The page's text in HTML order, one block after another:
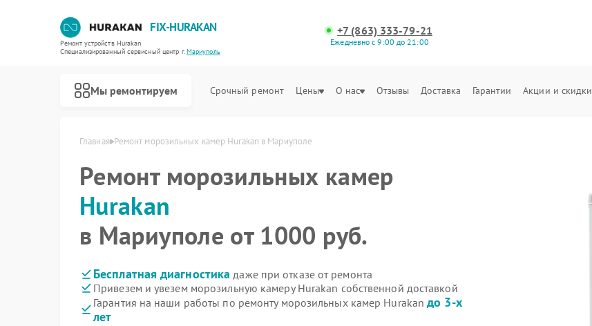
FIX-HURAKAN
Ремонт устройств Hurakan
Специализированный cервисный центр г.Мариуполь
+7 (863) 333-79-21
Ежедневно с 9:00 до 21:00
Мы ремонтируем Срочный ремонт Цены О нас Отзывы Доставка Гарантии Акции и скидки
Главная Ремонт морозильных камер Hurakan в Мариуполе
Ремонт морозильных камер
Hurakan
в Мариуполе от 1000 руб.
Бесплатная диагностика даже при отказе от ремонта
Привезем и увезем морозильную камеру Hurakan собственной доставкой
Гарантия на наши работы по ремонту морозильных камер Hurakanдо 3-х
лет